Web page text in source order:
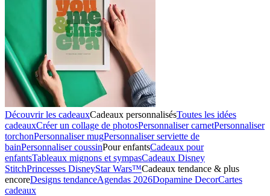
Découvrir les cadeauxCadeaux personnalisésToutes les idées
cadeauxCréer un collage de photosPersonnaliser carnetPersonnaliser
torchonPersonnaliser mugPersonnaliser serviette de
bainPersonnaliser coussinPour enfantsCadeaux pour
enfantsTableaux mignons et sympasCadeaux Disney
StitchPrincesses DisneyStar Wars™Cadeaux tendance & plus
encoreDesigns tendanceAgendas 2026Dopamine DecorCartes
cadeaux